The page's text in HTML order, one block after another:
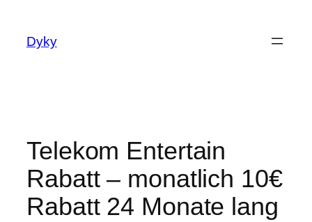
springen
Dyky
Telekom Entertain
Rabatt – monatlich 10€
Rabatt 24 Monate lang